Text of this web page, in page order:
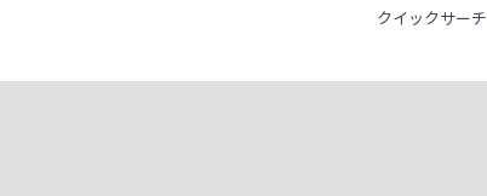
クイックサーチ